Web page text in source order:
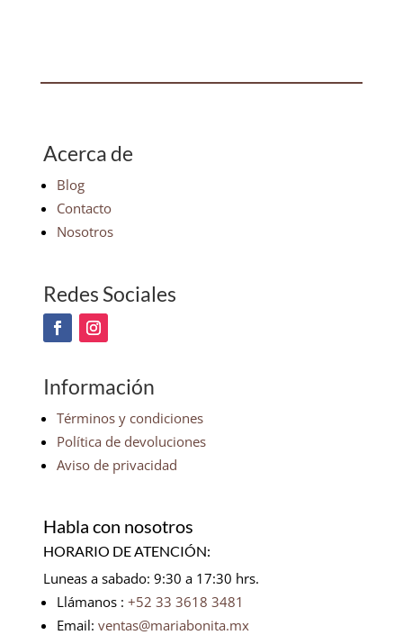
Acerca de
Blog
Contacto
Nosotros
Redes Sociales
Información
Términos y condiciones
Política de devoluciones
Aviso de privacidad
Habla con nosotros
HORARIO DE ATENCIÓN:
Luneas a sabado: 9:30 a 17:30 hrs.
Llámanos : +52 33 3618 3481
Email: ventas@mariabonita.mx